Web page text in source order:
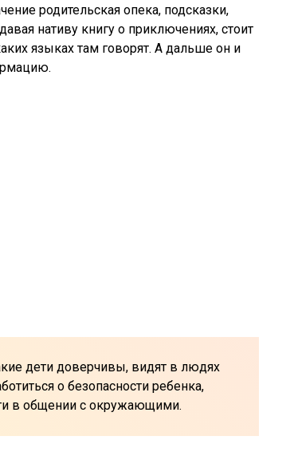
родительская опека, подсказки,
нативу книгу о приключениях, стоит
языках там говорят. А дальше он и
дети доверчивы, видят в людях
о безопасности ребенка,
в общении с окружающими.